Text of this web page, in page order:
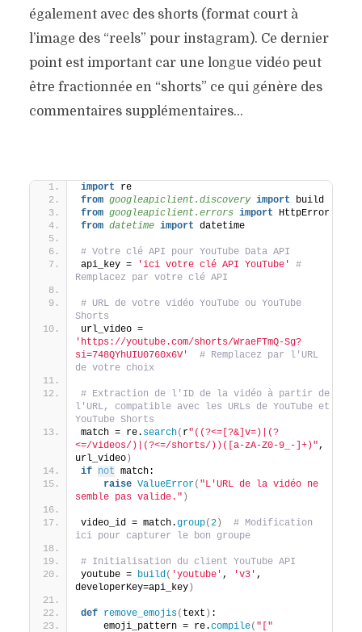
également avec des shorts (format court à
l’image des “reels” pour instagram). Ce dernier
point est important car une longue vidéo peut
être fractionnée en “shorts” ce qui génère des
commentaires supplémentaires…
import re
from googleapiclient.discovery import build
from googleapiclient.errors import HttpError
from datetime import datetime
# Votre clé API pour YouTube Data API
api_key =
'ici votre clé API YouTube'
#
Remplacez par votre clé API
# URL de votre vidéo YouTube ou YouTube
Shorts
url_video =
'https://youtube.com/shorts/WraeFTmQ-Sg?
si=748QYhUIU0760x6V'
# Remplacez par l'URL
de votre choix
# Extraction de l'ID de la vidéo à partir de
l'URL, compatible avec les URLs de YouTube et
YouTube Shorts
match = re. search( r"((?<=[?&]v=)|(?
<=/videos/)|(?<=/shorts/))([a-zA-Z0-9_-]+)" ,
url_video)
if not match:
raise ValueError( "L'URL de la vidéo ne
semble pas valide." )
video_id = match.group(2)
# Modification
ici pour capturer le bon groupe
# Initialisation du client YouTube API
youtube =
build ( 'youtube' , 'v3' ,
developerKey=api_key)
def remove_emojis( text ) :
    emoji_pattern = re.
compile( "["